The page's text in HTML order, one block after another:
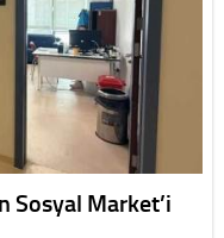
Sosyal Market’i